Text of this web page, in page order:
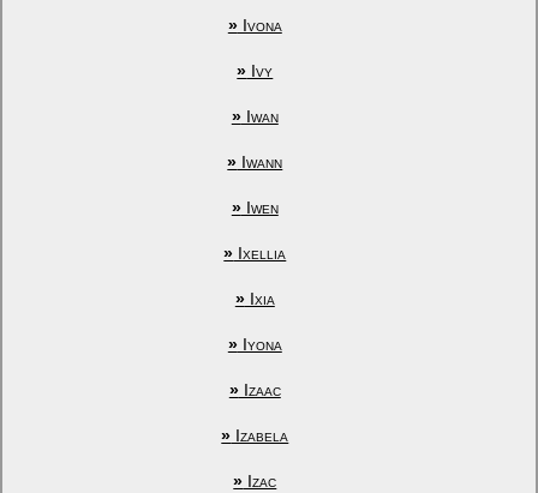
»Ivona
» Ivy
»Iwan
» Iwann
»Iwen
» Ixellia
»Ixia
»Iyona
»Izaac
» Izabela
» Izac